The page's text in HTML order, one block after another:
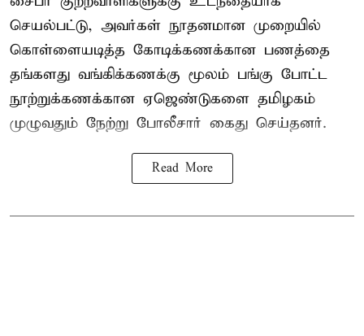
செயல்பட்டு, அவர்கள் நூதனமான முறையில்
கொள்ளையடித்த கோடிக்கணக்கான பணத்தை
தங்களது வங்கிக்கணக்கு மூலம் பங்கு போட்ட
நூற்றுக்கணக்கான ஏஜெண்டுகளை தமிழகம்
முழுவதும் நேற்று போலீசார் கைது செய்தனர்.
Read More